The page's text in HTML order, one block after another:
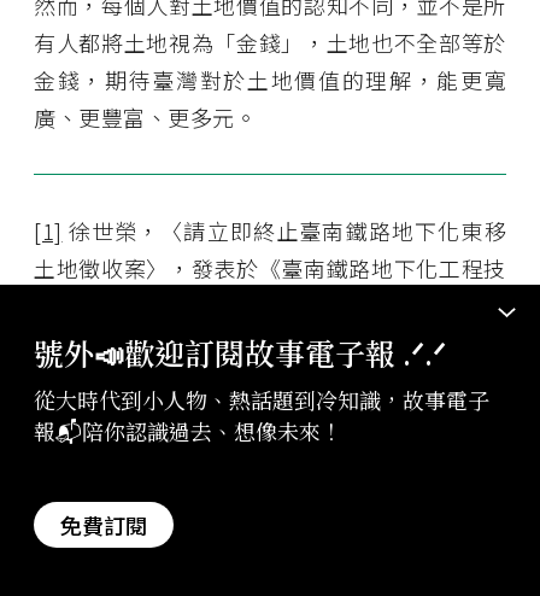
有人都將土地視為「金錢」，土地也不全部等於
金錢，期待臺灣對於土地價值的理解，能更寬
廣、更豐富、更多元。
[1] 徐世榮，〈請立即終止臺南鐵路地下化東移
土地徵收案〉，發表於《臺南鐵路地下化工程技
化新校緩建引爆討回校地潮〉，《聯合報》，
[3]鄭閔聲，
〈新聞事件4：拿國小地蓋籃球館球
號外📣歡迎訂閱故事電子報 .ᐟ‪‪.ᐟ
從大時代到小人物、熱話題到冷知識，故事電子
報📬陪你認識過去、想像未來！
免費訂閱